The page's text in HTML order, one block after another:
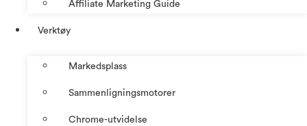
Affiliate Marketing Guide
Verktøy
Markedsplass
Sammenligningsmotorer
Chrome-utvidelse